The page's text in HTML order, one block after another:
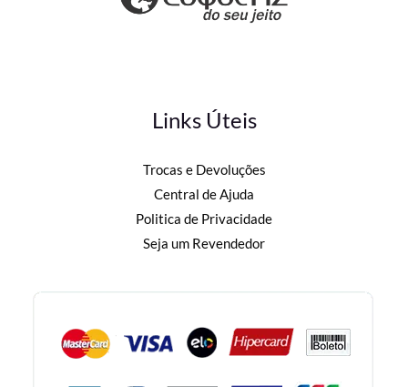
Links Úteis
Trocas e Devoluções
Central de Ajuda
Politica de Privacidade
Seja um Revendedor